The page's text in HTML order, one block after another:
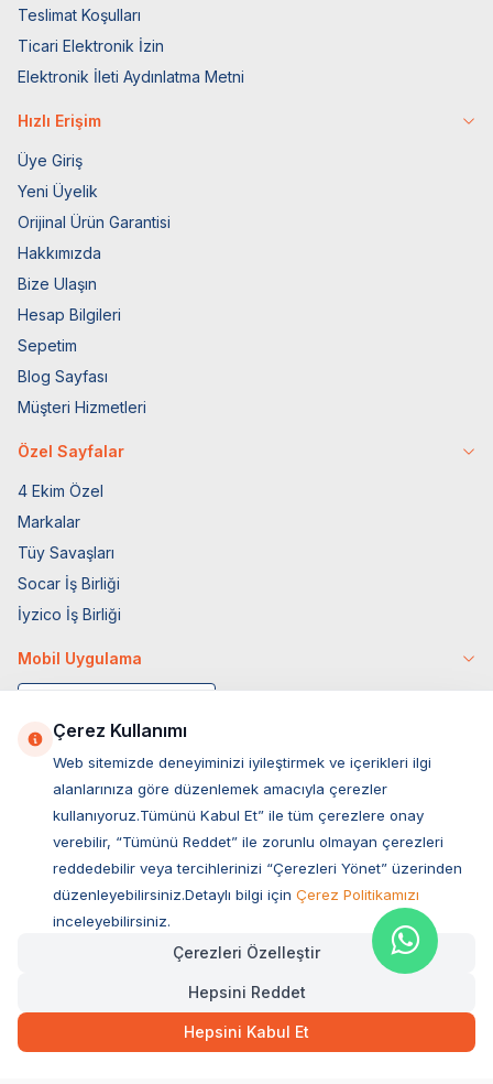
1.526,00TL Hızlı Teslimat
SEPETE EKLE
Teslimat Koşulları
Ticari Elektronik İzin
Elektronik İleti Aydınlatma Metni
Hızlı Erişim
Üye Giriş
Yeni Üyelik
Orijinal Ürün Garantisi
Hakkımızda
Bize Ulaşın
Hesap Bilgileri
Sepetim
Blog Sayfası
Müşteri Hizmetleri
Özel Sayfalar
4 Ekim Özel
Markalar
Tüy Savaşları
Socar İş Birliği
İyzico İş Birliği
Mobil Uygulama
Müşteri Hizmetleri
Sıkça Sorulan Sorular
Ovacık Mah. Hacıoğlu Sok. No:13 Başiskele / KOCAELİ
Müşteri Destek Hattı
Çerez Kullanımı
Web sitemizde deneyiminizi iyileştirmek ve içerikleri ilgi
alanlarınıza göre düzenlemek amacıyla çerezler
kullanıyoruz.Tümünü Kabul Et” ile tüm çerezlere onay
verebilir, “Tümünü Reddet” ile zorunlu olmayan çerezleri
reddedebilir veya tercihlerinizi “Çerezleri Yönet” üzerinden
düzenleyebilirsiniz.Detaylı bilgi için Çerez Politikamızı
inceleyebilirsiniz.
Çerezleri Özelleştir
Hepsini Reddet
Hepsini Kabul Et